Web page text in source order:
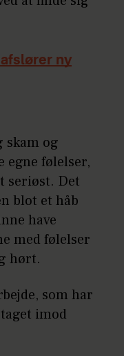
ny
skam og
egne følelser,
seriøst. Det
blot et håb
have
med følelser
hørt.
som har
imod